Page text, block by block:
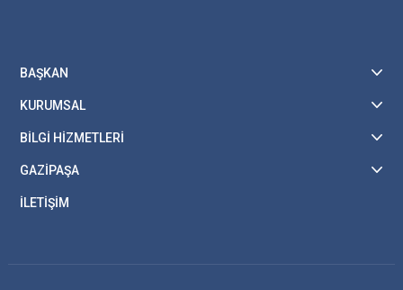
BAŞKAN
KURUMSAL
BİLGİ HİZMETLERİ
GAZİPAŞA
İLETİŞİM